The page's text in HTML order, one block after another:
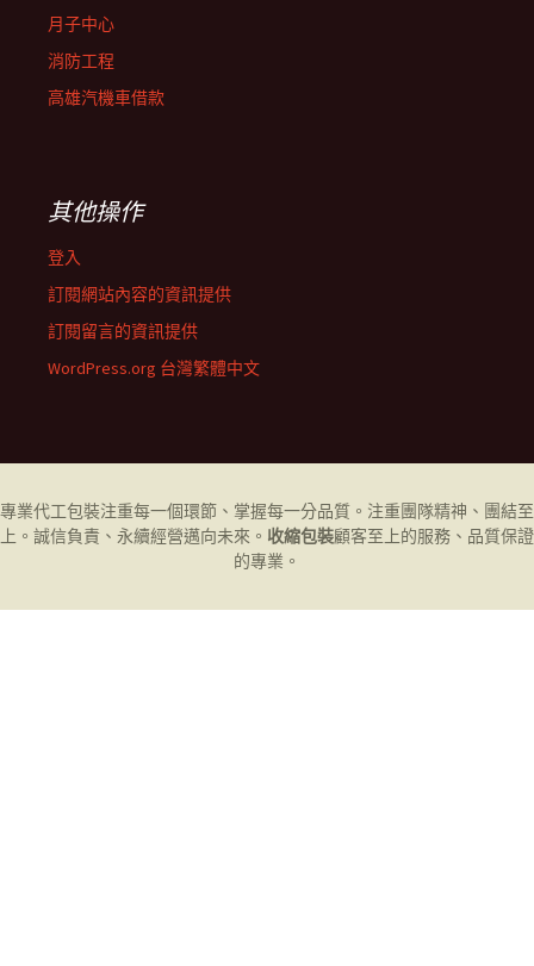
月子中心
消防工程
高雄汽機車借款
其他操作
登入
訂閱網站內容的資訊提供
訂閱留言的資訊提供
WordPress.org 台灣繁體中文
專業代工包裝注重每一個環節、掌握每一分品質。注重團隊精神、團結至
上。誠信負責、永續經營邁向未來。 收縮包裝顧客至上的服務、品質保證
的專業。